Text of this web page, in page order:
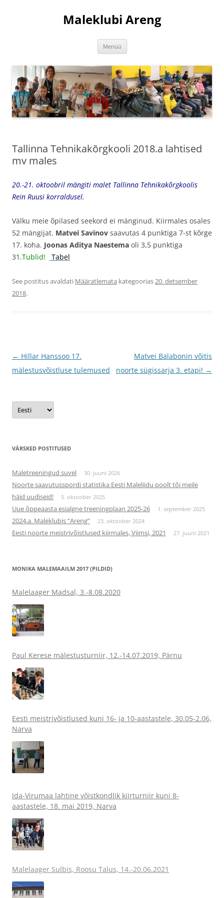
Maleklubi Areng
Menüü
Tallinna Tehnikakõrgkooli 2018.a lahtised
mv males
20.-21. oktoobril mängiti malet Tallinna Tehnikakõrgkoolis
Rein Ruusi korraldusel.
Välku meie õpilased seekord ei mänginud. Kiirmales osales
52 mängijat. Matvei Savinov saavutas 4 punktiga 7-st kõrge
17. koha. Joonas Aditya Naestema oli 3,5 punktiga
31.Tublid! Tabel
See postitus avaldati Määratlemata kategoorias20. detsember
2018.
Postituste
töölaud
← Hillar Hanssoo 17.
mälestusvõistluse tulemused
Matvei Balabonin võitis
noorte sügissarja 3. etapi! →
Vali
keel
VÄRSKED POSTITUSED
Maletreeningud suvel 30. juuni 2026
Noorte saavutusspordi statistika Eesti Maleliidu poolt tõi meile
häid uudiseid!
5. oktoober 2025
Uue õppeaasta esialgne treeningplaan 2025-26 1. september 2025
2024.a. Maleklubis “Areng” 23. oktoober 2024
Eesti noorte meistrivõistlused kiirmales, Viimsi, 2021 27. juuni 2021
MONIKA MALEMAAILM 2017 (PILDID)
Malelaager Madsal, 3.-8.08.2020
Paul Kerese mälestusturniir, 12.-14.07.2019, Pärnu
Eesti meistrivõistlused kuni 16- ja 10-aastastele, 30.05-2.06,
Narva
Ida-Virumaa lahtine võistkondlik kiirturniir kuni 8-
aastastele, 18. mai 2019, Narva
Malelaager Sulbis, Roosu Talus, 14.-20.06.2021